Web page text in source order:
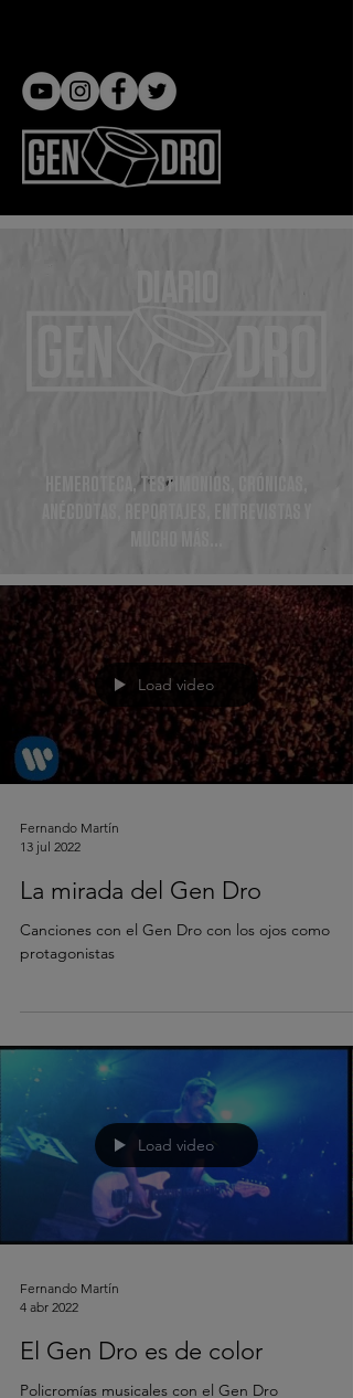
DIARIO
HEMEROTECA, TESTIMONIOS, CRÓNICAS,
ANÉCDOTAS, REPORTAJES, ENTREVISTAS Y
Load video
Fernando Martín
13 jul 2022
La mirada del Gen Dro
Canciones con el Gen Dro con los ojos como
protagonistas
Load video
Fernando Martín
4 abr 2022
El Gen Dro es de color
Policromías musicales con el Gen Dro